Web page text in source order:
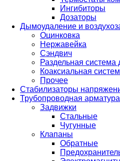
Ингибиторы
Дозаторы
Дымоудаление и
Оцинковка
Нержавейка
Сэндвич
Раздельная
Коаксиальная
Прочее
Стабилизаторы
Трубопроводная арматура
Задвижки
Стальные
Чугунные
Клапаны
Обратные